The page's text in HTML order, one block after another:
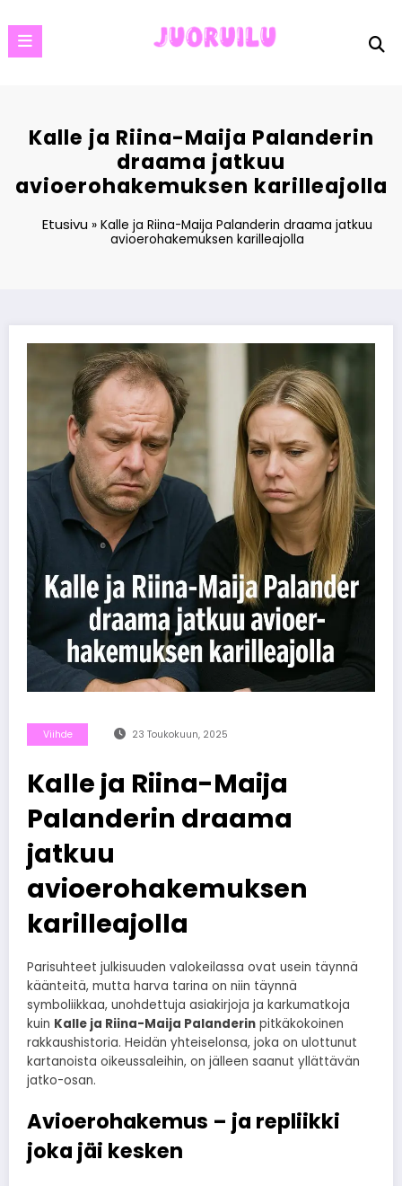
to
content
Kalle ja Riina-Maija Palanderin
draama jatkuu
avioerohakemuksen karilleajolla
Etusivu» Kalle ja Riina-Maija Palanderin draama jatkuu
avioerohakemuksen karilleajolla
Viihde 23 Toukokuun, 2025
Kalle ja Riina-Maija
Palanderin draama
jatkuu
avioerohakemuksen
karilleajolla
Parisuhteet julkisuuden valokeilassa ovat usein täynnä
käänteitä, mutta harva tarina on niin täynnä
symboliikkaa, unohdettuja asiakirjoja ja karkumatkoja
kuin Kalle ja Riina-Maija Palanderin pitkäkokoinen
rakkaushistoria. Heidän yhteiselonsa, joka on ulottunut
kartanoista oikeussaleihin, on jälleen saanut yllättävän
jatko-osan.
Avioerohakemus – ja repliikki
joka jäi kesken